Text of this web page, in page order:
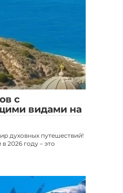
0
с
видами на
духовных путешествий!
2026 году – это